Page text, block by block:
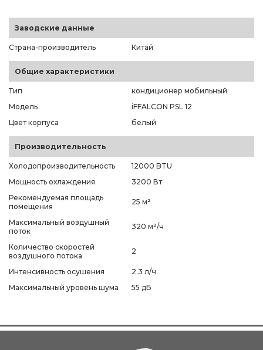
Заводские данные
Страна-производитель Китай
Общие характеристики
Тип
кондиционер мобильный
Модель
iFFALCON PSL 12
Цвет корпуса
белый
Производительность
Холодопроизводительность
12000 BTU
Мощность охлаждения
3200 Вт
Рекомендуемая площадь
помещения
25 м²
Максимальный воздушный
поток
320 м³/ч
Количество скоростей
воздушного потока
2
Интенсивность осушения
2.3 л/ч
Максимальный уровень шума
55 дБ